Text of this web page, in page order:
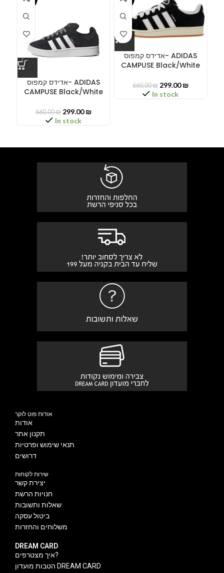
אדידס קמפוס- ADIDAS
CAMPUSE Black/White
660.00₪ 299.00₪
In stock
אדידס קמפוס- ADIDAS
CAMPUSE Black/White
660.00₪ 299.00₪
In stock
אודות פוט לוקר
אודות
תקנון אתר
תנאי שימוש ופרטיות
דרושים
שירות לקוחות
יצירת קשר
חנויות הרשת
שאלות ותשובות
ביטול עסקה
משלוחים והחזרות
DREAM CARD
איך מצטרפים?
הטבות מועדון DREAM CARD